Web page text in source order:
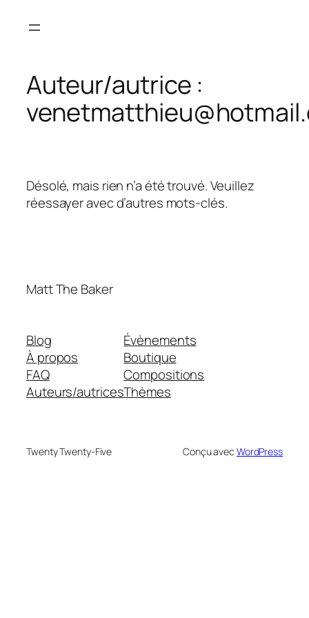
Auteur/autrice :
Désolé, mais rien n’a été trouvé. Veuillez
réessayer avec d’autres mots-clés.
Matt The Baker
Blog
À propos
FAQ
Auteurs/autrices
Évènements
Boutique
Compositions
Thèmes
Twenty Twenty-Five Conçu avec WordPress